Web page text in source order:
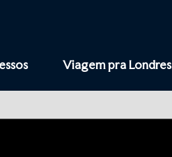
Viagem pra Londres